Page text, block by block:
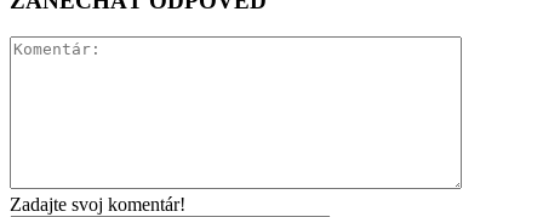
Zadajte svoj komentár!